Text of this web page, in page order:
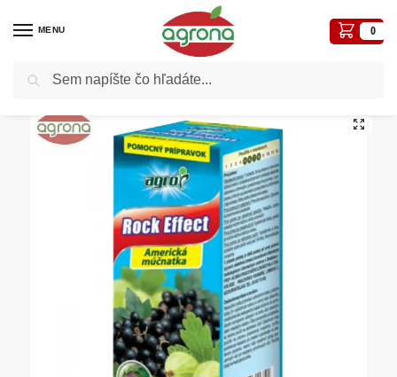
MENU 0
Domov Postreky-prípravky proti chorobám a škodcom